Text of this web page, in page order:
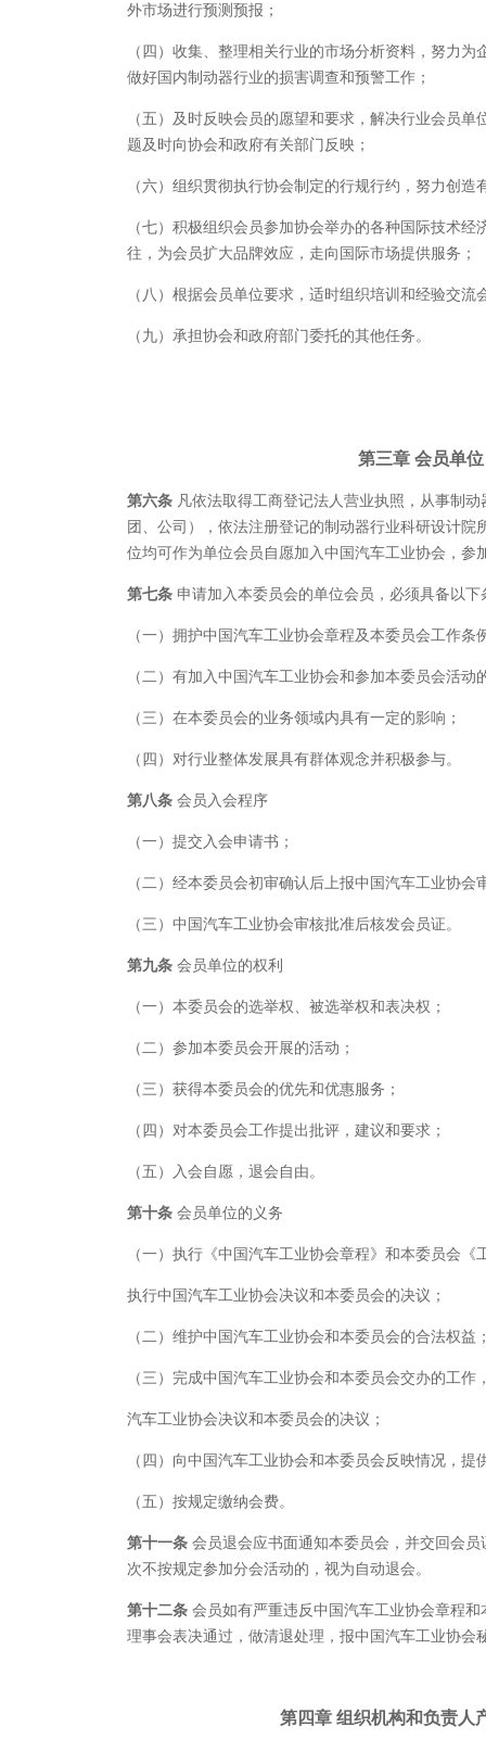
外市场进行预测预报；
（四）收集、整理相关行业的市场分析资料，努力
做好国内制动器行业的损害调查和预警工作；
（五）及时反映会员的愿望和要求，解决行业会员
题及时向协会和政府有关部门反映；
（六）组织贯彻执行协会制定的行规行约，努力创
（七）积极组织会员参加协会举办的各种国际技术
往，为会员扩大品牌效应，走向国际市场提供服务；
（八）根据会员单位要求，适时组织培训和经验交流
（九）承担协会和政府部门委托的其他任务。
第三章 会员单位
第六条 凡依法取得工商登记法人营业执照，从事制
团、公司），依法注册登记的制动器行业科研设计院
位均可作为单位会员自愿加入中国汽车工业协会，参
第七条 申请加入本委员会的单位会员，必须具备以下
（一）拥护中国汽车工业协会章程及本委员会工作条
（二）有加入中国汽车工业协会和参加本委员会活动
（三）在本委员会的业务领域内具有一定的影响；
（四）对行业整体发展具有群体观念并积极参与。
第八条 会员入会程序
（一）提交入会申请书；
（二）经本委员会初审确认后上报中国汽车工业协会
（三）中国汽车工业协会审核批准后核发会员证。
第九条 会员单位的权利
（一）本委员会的选举权、被选举权和表决权；
（二）参加本委员会开展的活动；
（三）获得本委员会的优先和优惠服务；
（四）对本委员会工作提出批评，建议和要求；
（五）入会自愿，退会自由。
第十条 会员单位的义务
（一）执行《中国汽车工业协会章程》和本委员会《
执行中国汽车工业协会决议和本委员会的决议；
（二）维护中国汽车工业协会和本委员会的合法权益
（三）完成中国汽车工业协会和本委员会交办的工作
汽车工业协会决议和本委员会的决议；
（四）向中国汽车工业协会和本委员会反映情况，提
（五）按规定缴纳会费。
第十一条 会员退会应书面通知本委员会，并交回会
次不按规定参加分会活动的，视为自动退会。
第十二条 会员如有严重违反中国汽车工业协会章程
理事会表决通过，做清退处理，报中国汽车工业协会
第四章 组织机构和负责人